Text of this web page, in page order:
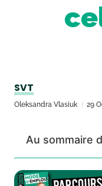
SVT
Oleksandra Vlasiuk 29
Au sommaire